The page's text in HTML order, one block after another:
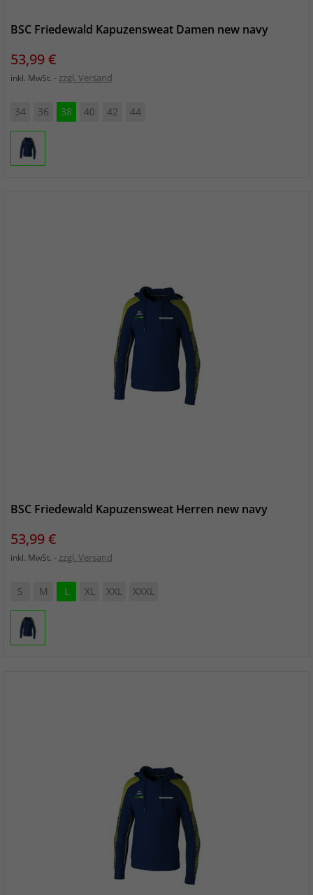
BSC Friedewald Kapuzensweat Damen new navy
Preis
53,99 €
inkl. MwSt. zzgl. Versand
34 36 38 40 42 44
BSC Friedewald Kapuzensweat Herren new navy
Preis
53,99 €
inkl. MwSt. zzgl. Versand
S M L XL XXL XXXL